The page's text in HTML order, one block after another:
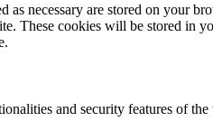
necessary are stored on your
These cookies will be stored in
and security features of